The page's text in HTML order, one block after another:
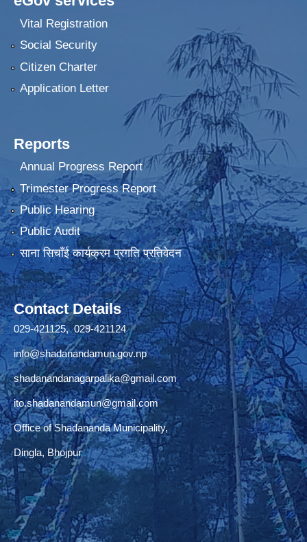
Vital Registration
Social Security
Citizen Charter
Application Letter
Reports
Annual Progress Report
Trimester Progress Report
Public Hearing
Public Audit
साना सिचाँई कार्यक्रम प्रगति प्रतिवेदन
Contact Details
029-421125, 029-421124
info@shadanandamun.gov.np
shadanandanagarpalika@gmail.com
ito.shadanandamun@gmail.com
Office of Shadananda Municipality,
Dingla, Bhojpur